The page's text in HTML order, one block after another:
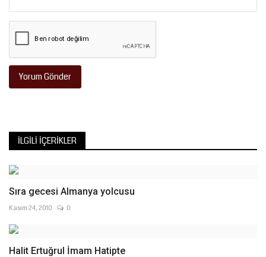
Yorum Gönder
İLGILI İÇERIKLER
Sıra gecesi Almanya yolcusu
Kasım 24, 2010 0
Halit Ertuğrul İmam Hatipte